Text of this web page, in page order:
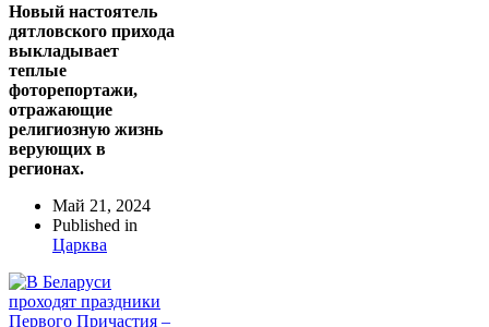
Новый настоятель
дятловского прихода
выкладывает
теплые
фоторепортажи,
отражающие
религиозную жизнь
верующих в
регионах.
Май 21, 2024
Published in
Царква